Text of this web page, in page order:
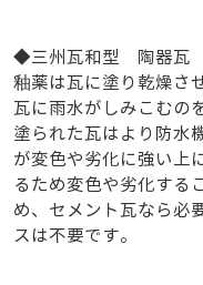
◆三州瓦和型 陶器瓦
釉薬は瓦に塗り乾燥さ
瓦に雨水がしみこむの
塗られた瓦はより防水
が変色や劣化に強い上
るため変色や劣化する
め、セメント瓦なら必
スは不要です。